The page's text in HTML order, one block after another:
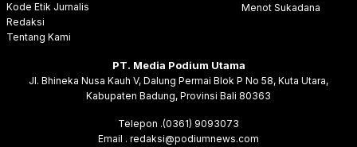
Kode Etik Jurnalis
Redaksi
Tentang Kami
Menot Sukadana
PT. Media Podium Utama
Jl. Bhineka Nusa Kauh V, Dalung Permai Blok P No 58, Kuta Utara,
Kabupaten Badung, Provinsi Bali 80363
Telepon .(0361) 9093073
Email . redaksi@podiumnews.com